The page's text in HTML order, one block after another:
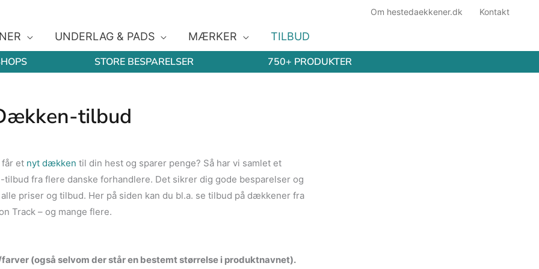
Om hestedaekkener.dk Kontakt
UNDERLAG & PADS MÆRKER TILBUD
STORE BESPARELSER 750+ PRODUKTER
tilbud
et nyt dækken til din hest og sparer penge? Så har vi samlet et
fra flere danske forhandlere. Det sikrer dig gode besparelser og
priser og tilbud. Her på siden kan du bl.a. se tilbud på dækkener fra
Track – og mange flere.
(også selvom der står en bestemt størrelse i produktnavnet).